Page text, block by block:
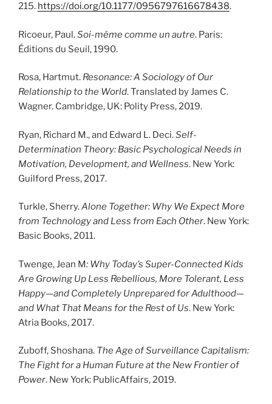
215. https://doi.org/10.1177/0956797616678438.
Ricoeur, Paul.Soi-même comme un autre. Paris:
Éditions du Seuil, 1990.
Rosa, Hartmut. Resonance: A Sociology of Our
Relationship to the World. Translated by James C.
Wagner. Cambridge, UK: Polity Press, 2019.
Ryan, Richard M., and Edward L. Deci.Self-
Determination Theory: Basic Psychological Needs in
Motivation, Development, and Wellness. New York:
Guilford Press, 2017.
Turkle, Sherry.Alone Together: Why We Expect More
from Technology and Less from Each Other. New York:
Basic Books, 2011.
Twenge, Jean M: Why Today’s Super-Connected Kids
Are Growing Up Less Rebellious, More Tolerant, Less
Happy—and Completely Unprepared for Adulthood—
and What That Means for the Rest of Us. New York:
Atria Books, 2017.
Zuboff, Shoshana. The Age of Surveillance Capitalism:
The Fight for a Human Future at the New Frontier of
Power. New York: PublicAffairs, 2019.